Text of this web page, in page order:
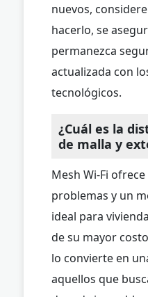
nuevos,
hacerlo, se
permanezca
actualizada con
tecnológicos.
¿Cuál es la
de malla y
Mesh Wi-Fi
problemas y un
ideal para
de su mayor
lo convierte en
aquellos que